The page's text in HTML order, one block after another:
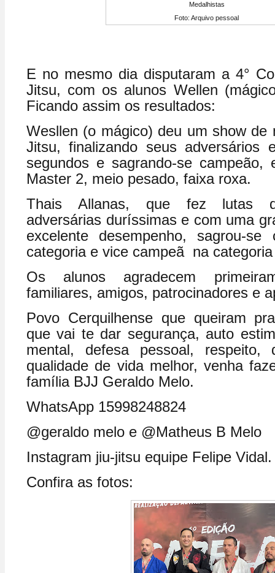
Medalhistas
Foto: Arquivo pessoal
E no mesmo dia disputaram a 4°
Jitsu, com os alunos Wellen
Ficando assim os resultados:
Wesllen (o mágico) deu um show de
Jitsu, finalizando seus adversários
segundos e sagrando-se campeão,
Master 2, meio pesado, faixa roxa.
Thais Allanas, que fez lutas
adversárias duríssimas e com uma
excelente desempenho, sagrou-
categoria e vice campeã na
Os alunos agradecem
familiares, amigos, patrocinadores e
Povo Cerquilhense que queiram
que vai te dar segurança, auto
mental, defesa pessoal, respeito,
qualidade de vida melhor, venha
família BJJ Geraldo Melo.
WhatsApp 15998248824
@geraldo melo e @Matheus B Melo
Instagram jiu-jitsu equipe Felipe Vidal.
Confira as fotos: